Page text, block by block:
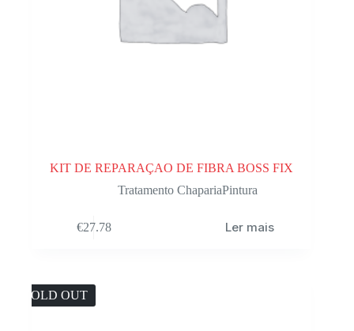
KIT DE REPARAÇAO DE FIBRA BOSS FIX
Tratamento ChapariaPintura
€27.78 Ler mais
SOLD OUT